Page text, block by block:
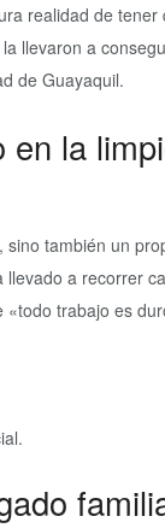
realidad de
llevaron a
de Guayaquil.
la
también un
a recorrer
trabajo es